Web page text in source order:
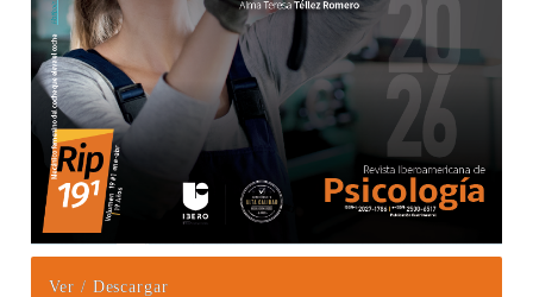
Ver / Descargar